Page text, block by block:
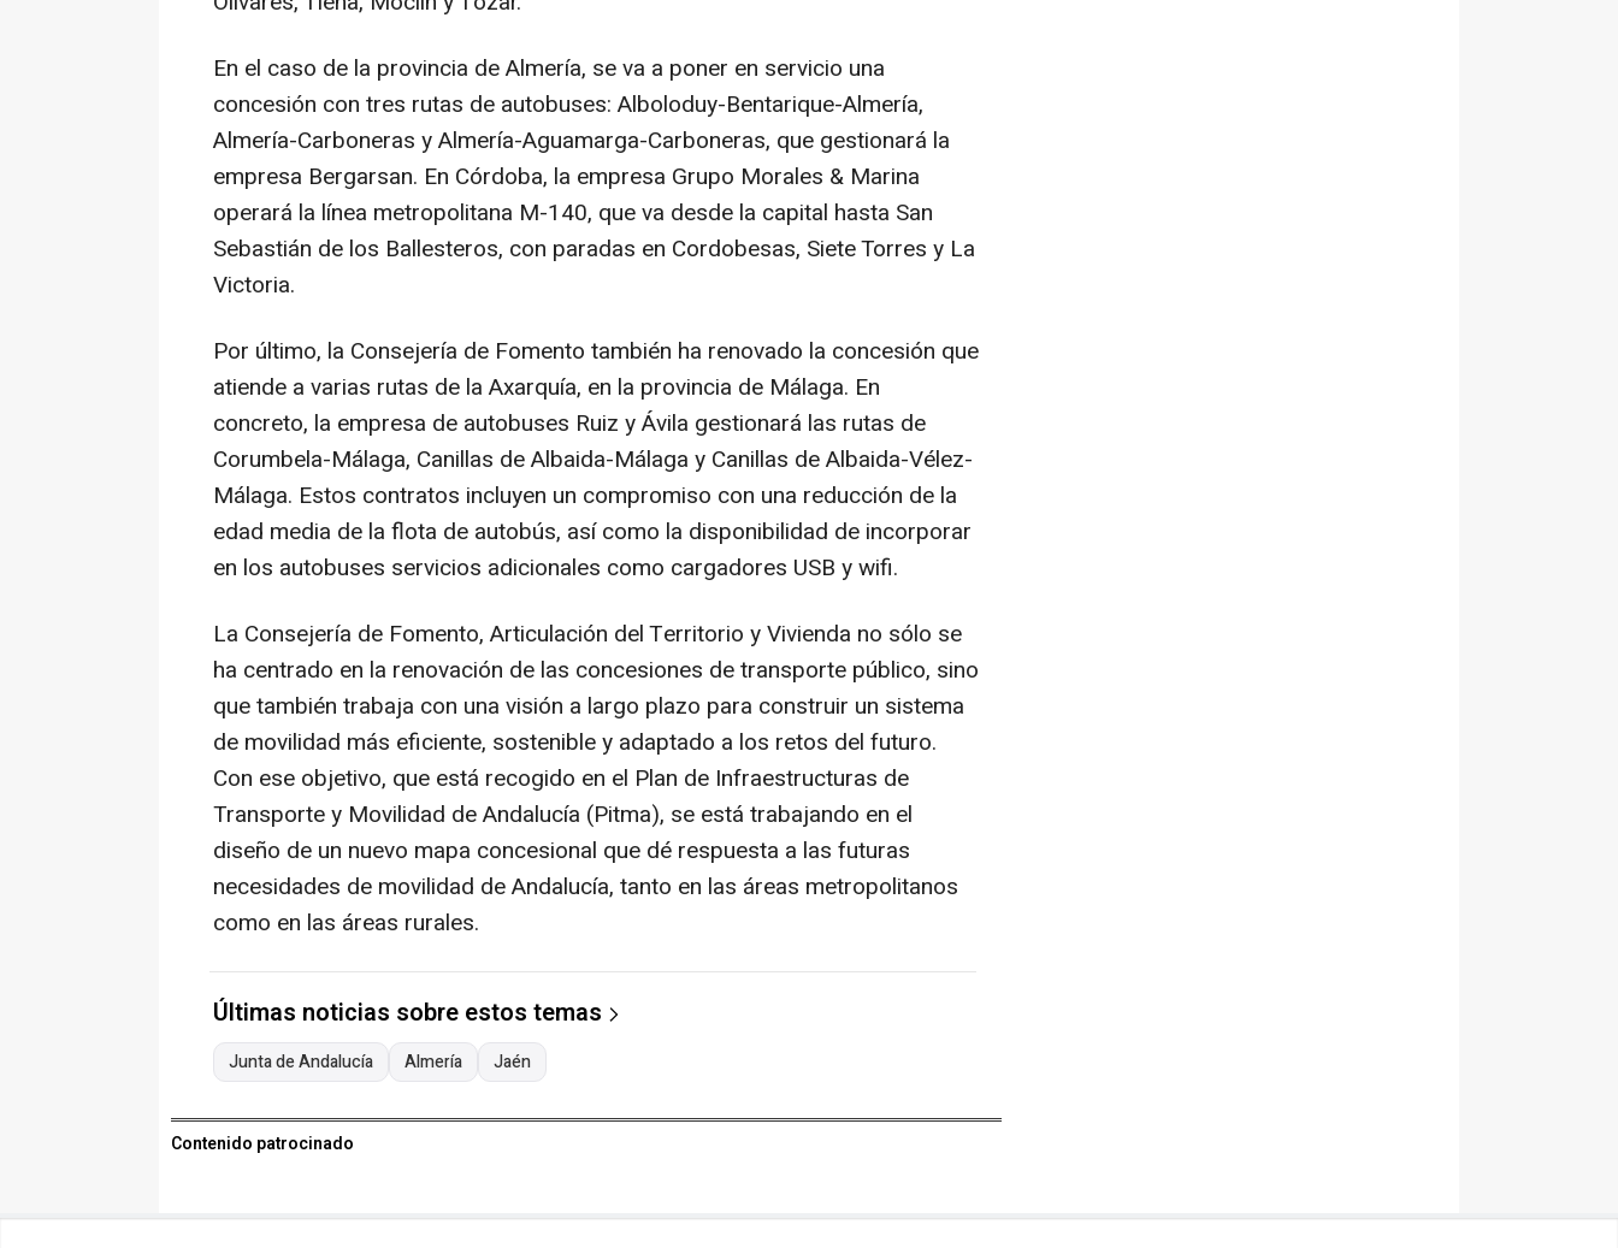
En el caso de la provincia de Almería, se va a poner en servicio una
concesión con tres rutas de autobuses: Alboloduy-Bentarique-Almería,
Almería-Carboneras y Almería-Aguamarga-Carboneras, que gestionará la
empresa Bergarsan. En Córdoba, la empresa Grupo Morales & Marina
operará la línea metropolitana M-140, que va desde la capital hasta San
Sebastián de los Ballesteros, con paradas en Cordobesas, Siete Torres y La
Victoria.
Por último, la Consejería de Fomento también ha renovado la concesión que
atiende a varias rutas de la Axarquía, en la provincia de Málaga. En
concreto, la empresa de autobuses Ruiz y Ávila gestionará las rutas de
Corumbela-Málaga, Canillas de Albaida-Málaga y Canillas de Albaida-Vélez-
Málaga. Estos contratos incluyen un compromiso con una reducción de la
edad media de la flota de autobús, así como la disponibilidad de incorporar
en los autobuses servicios adicionales como cargadores USB y wifi.
La Consejería de Fomento, Articulación del Territorio y Vivienda no sólo se
ha centrado en la renovación de las concesiones de transporte público, sino
que también trabaja con una visión a largo plazo para construir un sistema
de movilidad más eficiente, sostenible y adaptado a los retos del futuro.
Con ese objetivo, que está recogido en el Plan de Infraestructuras de
Transporte y Movilidad de Andalucía (Pitma), se está trabajando en el
diseño de un nuevo mapa concesional que dé respuesta a las futuras
necesidades de movilidad de Andalucía, tanto en las áreas metropolitanos
como en las áreas rurales.
Últimas noticias sobre estos temas
Junta de Andalucía Almería Jaén
Contenido patrocinado